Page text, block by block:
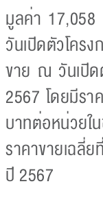
มูลค่า
วันเปิดตัวโค
ขาย ณ วันเปิด
2567 โดยมีร
บาทต่อหน่วย
ราคาขายเฉลี่
ปี 2567